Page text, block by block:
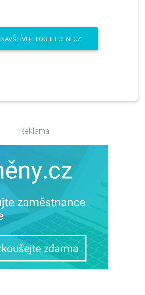
NAVŠTÍVIT BIOOBLECENI.CZ
Reklama